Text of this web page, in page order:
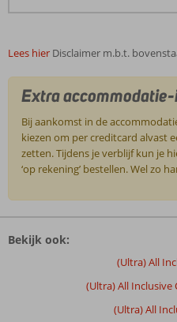
Lees hier Disclaimer m.b.t.
Extra
Bij aankomst in de
kiezen om per creditcard alvast
zetten. Tijdens je verblijf kun je
‘op rekening’ bestellen. Wel zo
zijn
Bekijk ook:
(Ultra) All
(Ultra) All Inclusive
(Ultra) All